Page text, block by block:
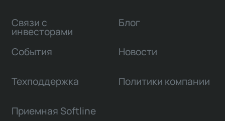
Связи с
инвесторами
Блог
События Новости
Техподдержка Политики компании
Приемная Softline